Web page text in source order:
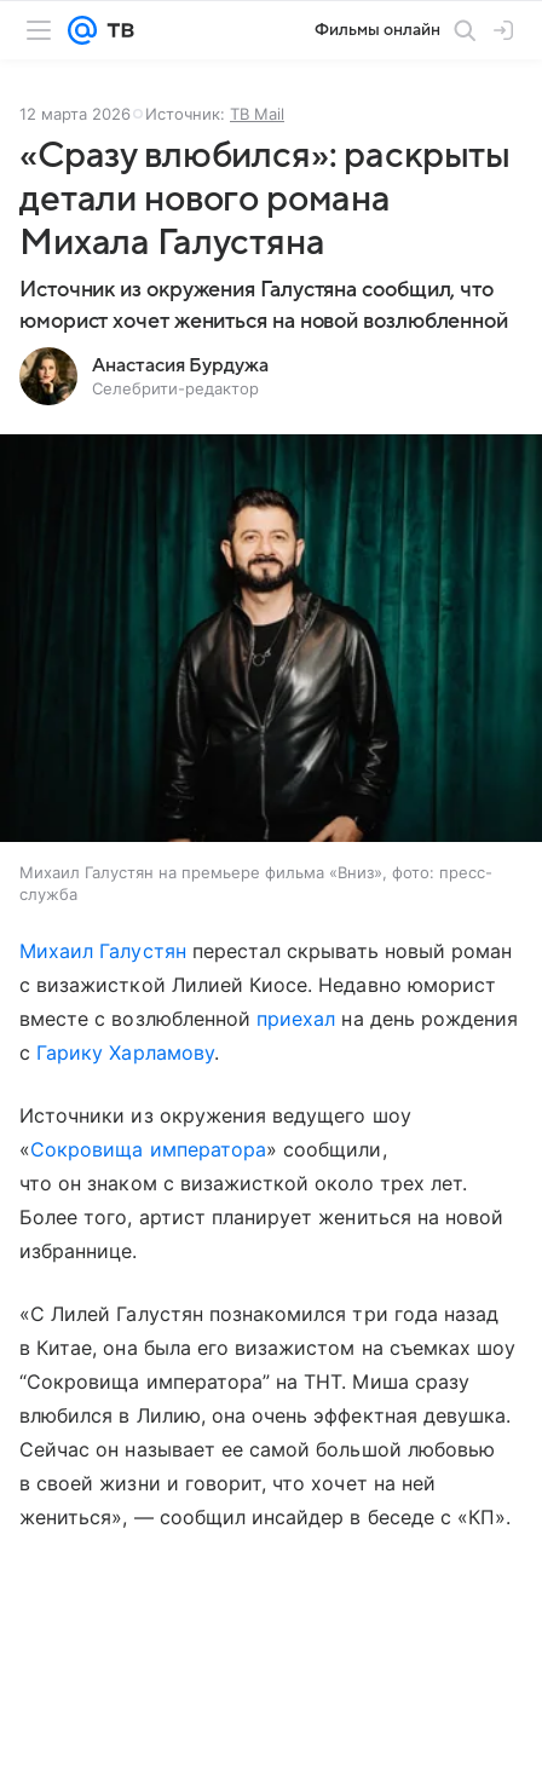
Фильмы онлайн
12 марта 2026 Источник: ТВ Mail
«Сразу влюбился»: раскрыты
детали нового романа
Михала Галустяна
Источник из окружения Галустяна сообщил, что
юморист хочет жениться на новой возлюбленной
Анастасия Бурдужа
Селебрити-редактор
Михаил Галустян на премьере фильма «Вниз», фото: пресс-
служба
Михаил Галустян перестал скрывать новый роман
с визажисткой Лилией Киосе. Недавно юморист
вместе с возлюбленной приехал на день рождения
с Гарику Харламову.
Источники из окружения ведущего шоу
«Сокровища императора» сообщили,
что он знаком с визажисткой около трех лет.
Более того, артист планирует жениться на новой
избраннице.
«С Лилей Галустян познакомился три года назад
в Китае, она была его визажистом на съемках шоу
“Сокровища императора” на ТНТ. Миша сразу
влюбился в Лилию, она очень эффектная девушка.
Сейчас он называет ее самой большой любовью
в своей жизни и говорит, что хочет на ней
жениться», — сообщил инсайдер в беседе с «КП».